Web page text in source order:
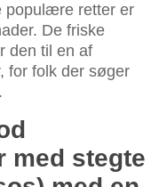
populære retter er
De friske
den til en af
for folk der søger
med stegte